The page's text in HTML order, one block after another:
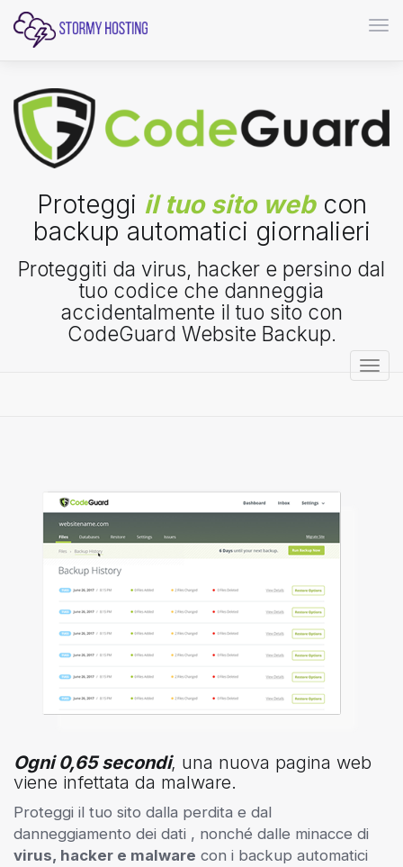
Proteggi il tuo sito webcon
backup automatici giornalieri
Proteggiti da virus, hacker e persino dal
tuo codice che danneggia
accidentalmente il tuo sito con
CodeGuard Website Backup.
Ogni 0,65 secondi, una nuova pagina web
viene infettata da malware.
Proteggi il tuo sito dalla perdita e dal
danneggiamento dei dati , nonché dalle minacce di
virus, hacker e malware con i backup automatici